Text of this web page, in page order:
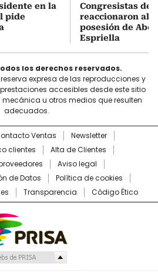
en la
pide
Congresistas de
reaccionaron al
posesión de
Espriella
los derechos reservados.
reserva expresa de las reproducciones y
accesibles desde este sitio
u otros medios que resulten
adecuados.
Ventas
Newsletter
clientes
Alta de Clientes
Aviso legal
de Datos
Política de cookies
Transparencia Código Ético